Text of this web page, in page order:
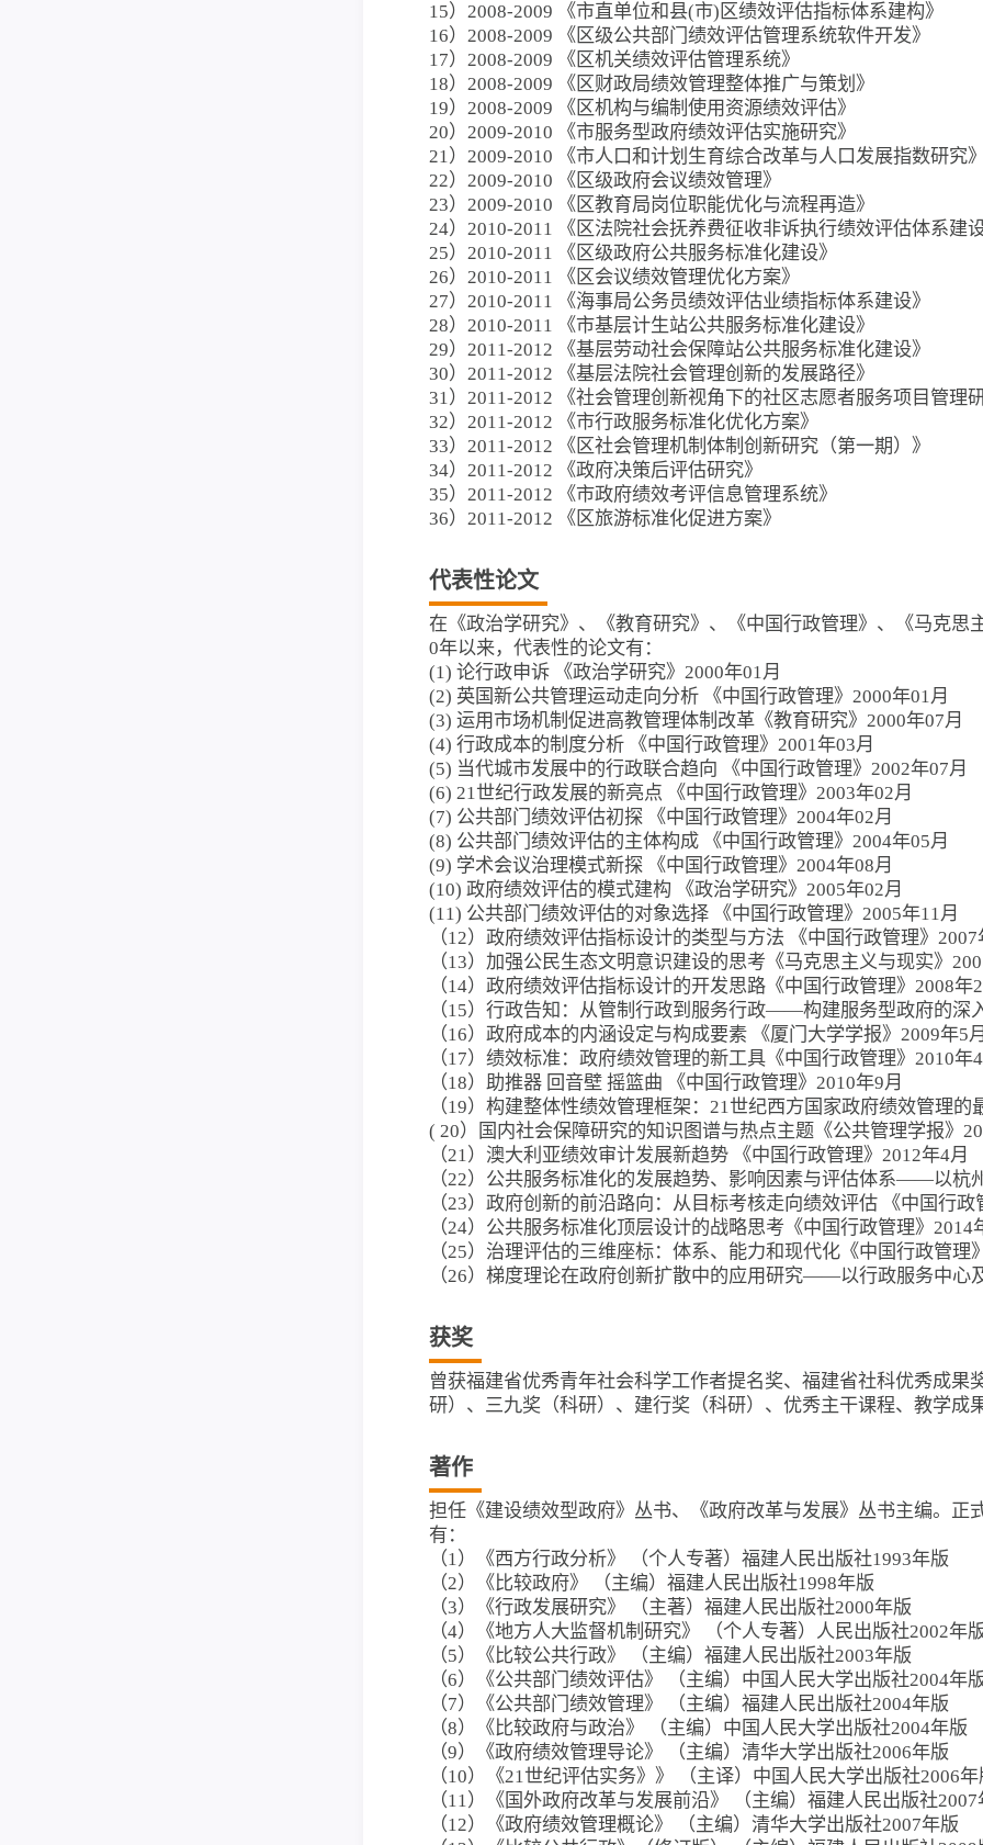
15）2008-2009 《市直单位和县(市)区绩效评估指标体系建构》
16）2008-2009 《区级公共部门绩效评估管理系统软件开发》
17）2008-2009 《区机关绩效评估管理系统》
18）2008-2009 《区财政局绩效管理整体推广与策划》
19）2008-2009 《区机构与编制使用资源绩效评估》
20）2009-2010 《市服务型政府绩效评估实施研究》
21）2009-2010 《市人口和计划生育综合改革与人口发展指数研究
22）2009-2010 《区级政府会议绩效管理》
23）2009-2010 《区教育局岗位职能优化与流程再造》
24）2010-2011 《区法院社会抚养费征收非诉执行绩效评估体系建
25）2010-2011 《区级政府公共服务标准化建设》
26）2010-2011 《区会议绩效管理优化方案》
27）2010-2011 《海事局公务员绩效评估业绩指标体系建设》
28）2010-2011 《市基层计生站公共服务标准化建设》
29）2011-2012 《基层劳动社会保障站公共服务标准化建设》
30）2011-2012 《基层法院社会管理创新的发展路径》
31）2011-2012 《社会管理创新视角下的社区志愿者服务项目管理
32）2011-2012 《市行政服务标准化优化方案》
33）2011-2012 《区社会管理机制体制创新研究（第一期）》
34）2011-2012 《政府决策后评估研究》
35）2011-2012 《市政府绩效考评信息管理系统》
36）2011-2012 《区旅游标准化促进方案》
代表性论文
在《政治学研究》、《教育研究》、《中国行政管理》、《马克思
0年以来，代表性的论文有：
(1) 论行政申诉 《政治学研究》2000年01月
(2) 英国新公共管理运动走向分析 《中国行政管理》2000年01月
(3) 运用市场机制促进高教管理体制改革《教育研究》2000年07月
(4) 行政成本的制度分析 《中国行政管理》2001年03月
(5) 当代城市发展中的行政联合趋向 《中国行政管理》2002年07月
(6) 21世纪行政发展的新亮点 《中国行政管理》2003年02月
(7) 公共部门绩效评估初探 《中国行政管理》2004年02月
(8) 公共部门绩效评估的主体构成 《中国行政管理》2004年05月
(9) 学术会议治理模式新探 《中国行政管理》2004年08月
(10) 政府绩效评估的模式建构 《政治学研究》2005年02月
(11) 公共部门绩效评估的对象选择 《中国行政管理》2005年11月
（12）政府绩效评估指标设计的类型与方法 《中国行政管理》2007
（13）加强公民生态文明意识建设的思考《马克思主义与现实》
（14）政府绩效评估指标设计的开发思路《中国行政管理》2008年
（15）行政告知：从管制行政到服务行政——构建服务型政府的深
（16）政府成本的内涵设定与构成要素 《厦门大学学报》2009年5
（17）绩效标准：政府绩效管理的新工具《中国行政管理》2010年
（18）助推器 回音壁 摇篮曲 《中国行政管理》2010年9月
（19）构建整体性绩效管理框架：21世纪西方国家政府绩效管理
( 20）国内社会保障研究的知识图谱与热点主题《公共管理学报》
（21）澳大利亚绩效审计发展新趋势 《中国行政管理》2012年4月
（22）公共服务标准化的发展趋势、影响因素与评估体系——以杭
（23）政府创新的前沿路向：从目标考核走向绩效评估 《中国行政
（24）公共服务标准化顶层设计的战略思考《中国行政管理》2014
（25）治理评估的三维座标：体系、能力和现代化《中国行政管理
（26）梯度理论在政府创新扩散中的应用研究——以行政服务中心
获奖
曾获福建省优秀青年社会科学工作者提名奖、福建省社科优秀成
研）、三九奖（科研）、建行奖（科研）、优秀主干课程、教学成
著作
担任《建设绩效型政府》丛书、《政府改革与发展》丛书主编。正
有：
（1）《西方行政分析》 （个人专著）福建人民出版社1993年版
（2）《比较政府》 （主编）福建人民出版社1998年版
（3）《行政发展研究》 （主著）福建人民出版社2000年版
（4）《地方人大监督机制研究》 （个人专著）人民出版社2002年
（5）《比较公共行政》 （主编）福建人民出版社2003年版
（6）《公共部门绩效评估》 （主编）中国人民大学出版社2004年
（7）《公共部门绩效管理》 （主编）福建人民出版社2004年版
（8）《比较政府与政治》 （主编）中国人民大学出版社2004年版
（9）《政府绩效管理导论》 （主编）清华大学出版社2006年版
（10）《21世纪评估实务》》 （主译）中国人民大学出版社2006年
（11）《国外政府改革与发展前沿》 （主编）福建人民出版社2007
（12）《政府绩效管理概论》 （主编）清华大学出版社2007年版